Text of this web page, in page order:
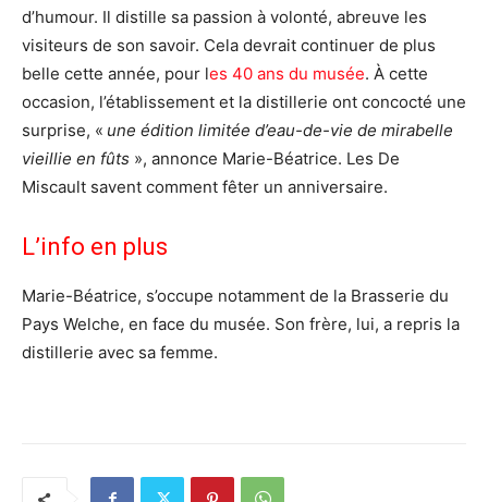
d’humour. Il distille sa passion à volonté, abreuve les
visiteurs de son savoir. Cela devrait continuer de plus
belle cette année, pour les 40 ans du musée. À cette
occasion, l’établissement et la distillerie ont concocté une
surprise, « une édition limitée d’eau-de-vie de mirabelle
vieillie en fûts », annonce Marie-Béatrice. Les De
Miscault savent comment fêter un anniversaire.
L’info en plus
Marie-Béatrice, s’occupe notamment de la Brasserie du
Pays Welche, en face du musée. Son frère, lui, a repris la
distillerie avec sa femme.